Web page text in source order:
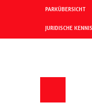
PARKÜBERSICHT
JURIDISCHE